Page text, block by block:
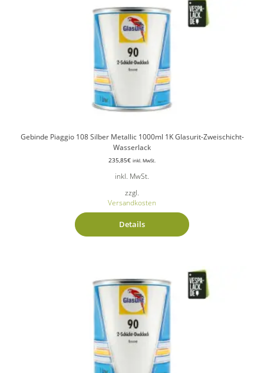
Gebinde Piaggio 108 Silber Metallic 1000ml 1K Glasurit-Zweischicht-
Wasserlack
235,85€ inkl. MwSt.
inkl. MwSt.
zzgl.
Versandkosten
Details